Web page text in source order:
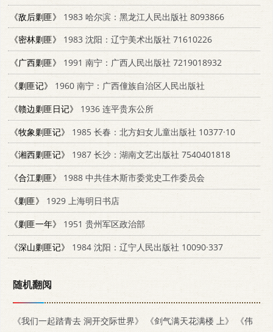
《敌后剿匪》
1983 哈尔滨：黑龙江人民出版社 8093866
《密林剿匪》
1983 沈阳：辽宁美术出版社 71610226
《广西剿匪》
1991 南宁：广西人民出版社 7219018932
《剿匪记》
1960 南宁：广西僮族自治区人民出版社
《赣边剿匪日记》
1936 连平贵东公所
《牧象剿匪记》
1985 长春：北方妇女儿童出版社 10377·10
《湘西剿匪记》
1987 长沙：湖南文艺出版社 7540401818
《合江剿匪》
1988 中共佳木斯市委党史工作委员会
《剿匪》
1929 上海明日书店
《剿匪一年》
1951 贵州军区政治部
《深山剿匪记》
1984 沈阳：辽宁人民出版社 10090·337
随机翻阅
《我们一起踏青去 洞开交际世界》 《剑气满天花满楼 上》
《伟